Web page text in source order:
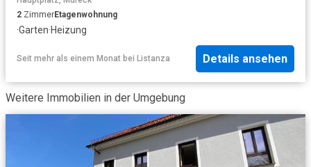
2 ZimmerEtagenwohnung
·Garten·Heizung
Seit mehr als einem Monat bei Listanza Details ansehen
Weitere Immobilien in der Umgebung